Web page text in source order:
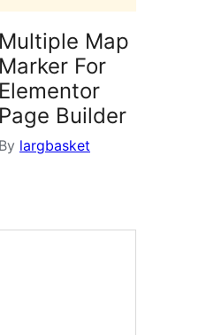
Multiple Map
Marker For
Elementor
Page Builder
By largbasket